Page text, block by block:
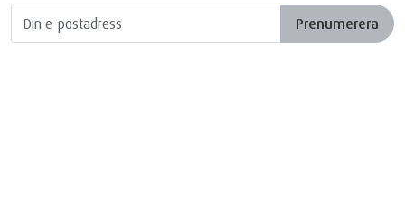
Prenumerera